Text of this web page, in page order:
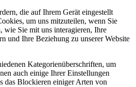
die auf Ihrem Gerät eingestellt
um uns mitzuteilen, wenn Sie
wie Sie mit uns interagieren, Ihre
und Ihre Beziehung zu unserer Website
Kategorienüberschriften, um
auch einige Ihrer Einstellungen
das Blockieren einiger Arten von